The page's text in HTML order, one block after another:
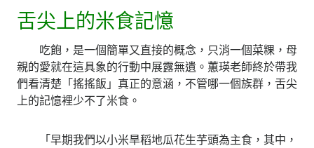
舌尖上的米食記憶
吃飽，是一個簡單又直接的概念，只消一個菜粿，母
親的愛就在這具象的行動中展露無遺。蕙瑛老師終於帶我
們看清楚「搖搖飯」真正的意涵，不管哪一個族群，舌尖
上的記憶裡少不了米食。
「早期我們以小米旱稻地瓜花生芋頭為主食，其中，